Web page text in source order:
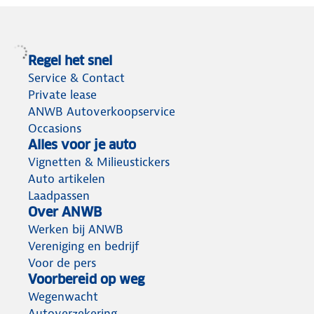
Regel het snel
Service & Contact
Private lease
ANWB Autoverkoopservice
Occasions
Alles voor je auto
Vignetten & Milieustickers
Auto artikelen
Laadpassen
Over ANWB
Werken bij ANWB
Vereniging en bedrijf
Voor de pers
Voorbereid op weg
Wegenwacht